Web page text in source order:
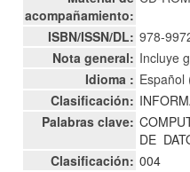
acompañamiento:
ISBN/ISSN/DL: 978-
Nota general: Incluye
Idioma : Español
Clasificación:
Palabras clave:
DE
Clasificación: 004